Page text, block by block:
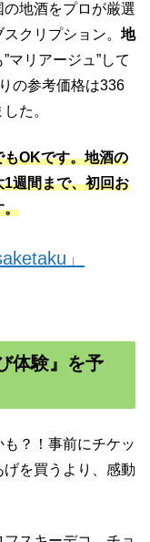
地酒をプロが厳選
クリプション。 地
”マリアージュ”して
の参考価格は336
た。
もOKです。地酒の
週間まで、初回お
。
」
体験』を予
？！事前にチケッ
げを買うより、感動